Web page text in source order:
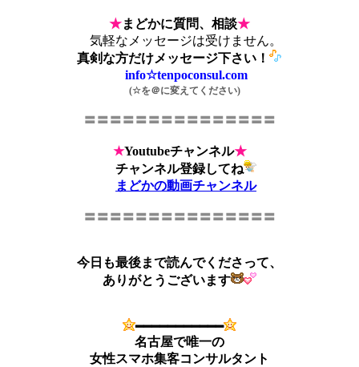
★まどかに質問、相談★
気軽なメッセージは受けません。
真剣な方だけメッセージ下さい！
info☆tenpoconsul.com
(☆を＠に変えてください)
〓〓〓〓〓〓〓〓〓〓〓〓〓〓〓
★Youtubeチャンネル★
チャンネル登録してね
まどかの動画チャンネル
〓〓〓〓〓〓〓〓〓〓〓〓〓〓〓
今日も最後まで読んでくださって、
ありがとうございます
━━━━━━━━━━━
名古屋で唯一の
女性スマホ集客コンサルタント